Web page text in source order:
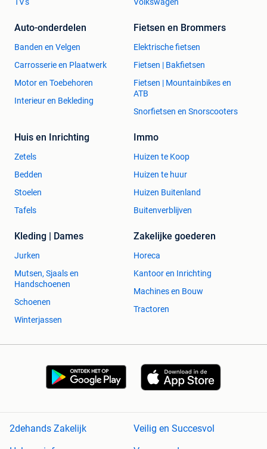
Auto-onderdelen
Banden en Velgen
Carrosserie en Plaatwerk
Motor en Toebehoren
Interieur en Bekleding
Fietsen en Brommers
Elektrische fietsen
Fietsen | Bakfietsen
Fietsen | Mountainbikes en
ATB
Snorfietsen en Snorscooters
Huis en Inrichting
Zetels
Bedden
Stoelen
Tafels
Immo
Huizen te Koop
Huizen te huur
Huizen Buitenland
Buitenverblijven
Kleding | Dames
Jurken
Mutsen, Sjaals en
Handschoenen
Schoenen
Winterjassen
Zakelijke goederen
Horeca
Kantoor en Inrichting
Machines en Bouw
Tractoren
2dehands Zakelijk
Veilig en Succesvol